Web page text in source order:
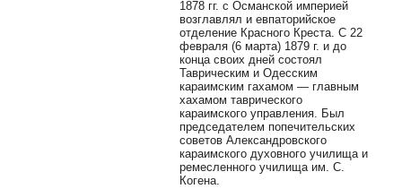
1878 гг. с Османской империей
возглавлял и евпаторийское
отделение Красного Креста. С 22
февраля (6 марта) 1879 г. и до
конца своих дней состоял
Таврическим и Одесским
караимским гахамом — главным
хахамом таврического
караимского управления. Был
председателем попечительских
советов Александровского
караимского духовного училища и
ремесленного училища им. С.
Когена.